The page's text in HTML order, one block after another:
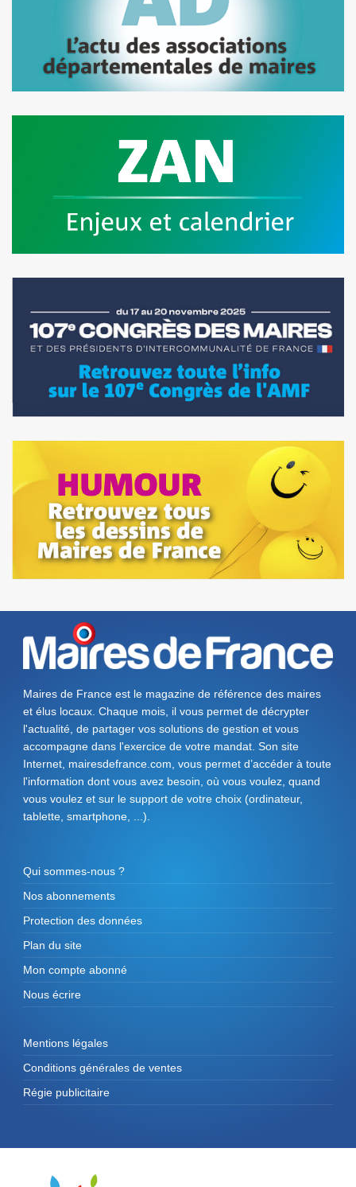
Maires de France est le magazine de référence des maires
et élus locaux. Chaque mois, il vous permet de décrypter
l'actualité, de partager vos solutions de gestion et vous
accompagne dans l'exercice de votre mandat. Son site
Internet, mairesdefrance.com, vous permet d’accéder à toute
l'information dont vous avez besoin, où vous voulez, quand
vous voulez et sur le support de votre choix (ordinateur,
tablette, smartphone, ...).
Qui sommes-nous ?
Nos abonnements
Protection des données
Plan du site
Mon compte abonné
Nous écrire
Mentions légales
Conditions générales de ventes
Régie publicitaire